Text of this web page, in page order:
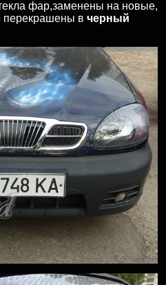
фар,заменены на новые,
перекрашены в черный